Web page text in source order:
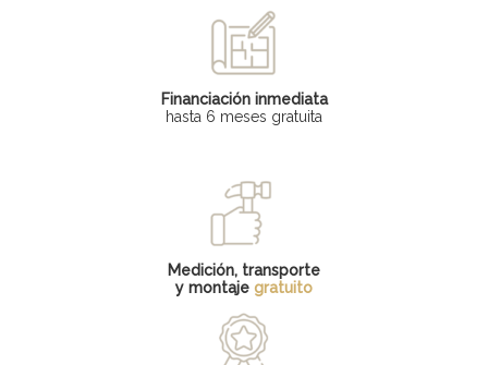
Financiación inmediata
hasta 6 meses gratuita
Medición, transporte
y montaje gratuito